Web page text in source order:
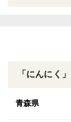
熟成後は、厳密
の官能評価を行
「にんにく
青森県